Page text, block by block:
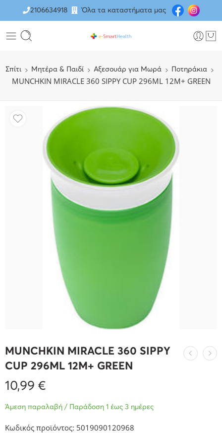
2106634918 Όλα τα καταστήματα μας
Σπίτι Μητέρα & Παιδί Αξεσουάρ για Μωρά Ποτηράκια
MUNCHKIN MIRACLE 360 SIPPY CUP 296ML 12M+ GREEN
MUNCHKIN MIRACLE 360 SIPPY
CUP 296ML 12M+ GREEN
10,99 €
Άμεση παραλαβή / Παράδοση 1 έως 3 ημέρες
Κωδικός προϊόντος: 5019090120968